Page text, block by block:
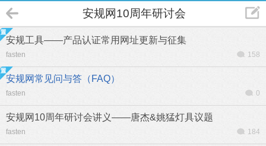
安规网10周年研讨会
安规工具——产品认证常用网址更新与征集
fasten 158
安规网常见问与答（FAQ）
fasten 0
安规网10周年研讨会讲义——唐杰&姚猛灯具议题
fasten 184